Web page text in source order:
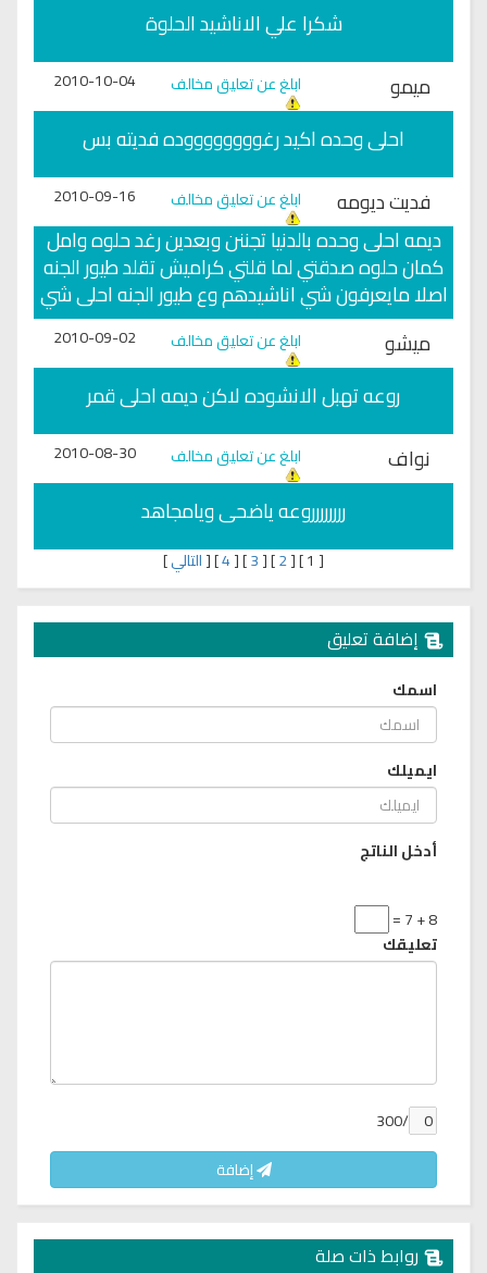
شكرا علي الاناشيد الحلوة
ميمو
ابلغ عن تعليق مخالف 2010-10-04
احلى وحده اكيد رغووووووووده فديته بس
فديت ديومه
ابلغ عن تعليق مخالف 2010-09-16
ديمه احلى وحده بالدنيا تجننن وبعدين رغد حلوه وامل
كمان حلوه صدقتي لما قلتي كراميش تقلد طيور الجنه
اصلا مايعرفون شي اناشيدهم وع طيور الجنه احلى شي
ميشو
ابلغ عن تعليق مخالف 2010-09-02
روعه تهبل الانشوده لاكن ديمه احلى قمر
نواف
ابلغ عن تعليق مخالف 2010-08-30
رررررررروعه ياضحى ويامجاهد
[
]
[
2
]
[
3
]
[
4
]
[التالي]
إضافة تعليق
اسمك
ايميلك
أدخل الناتج
8 + 7 =
تعليقك
/300
إضافة
روابط ذات صلة